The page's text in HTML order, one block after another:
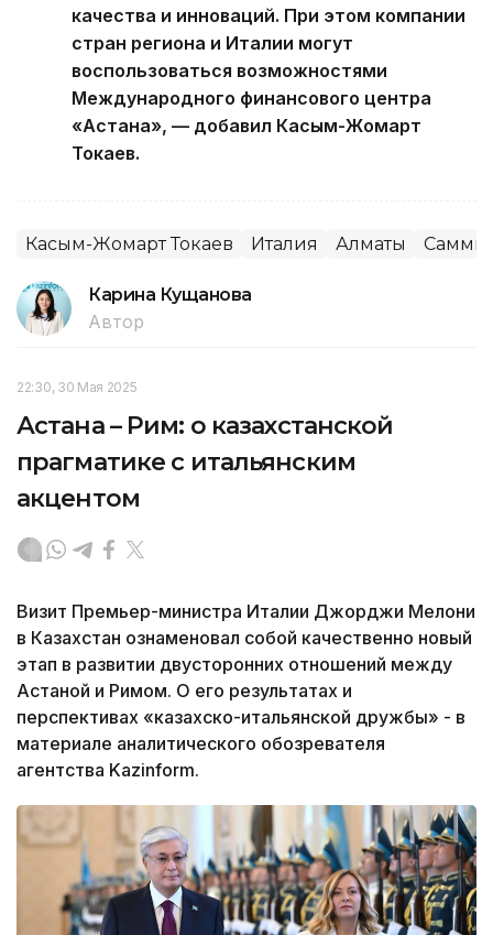
качества и инноваций. При этом компании
стран региона и Италии могут
воспользоваться возможностями
Международного финансового центра
«Астана», — добавил Касым-Жомарт
Токаев.
Касым-Жомарт Токаев Италия Алматы
Карина Кущанова
Автор
22:30, 30 Мая 2025
Астана – Рим: о казахстанской
прагматике с итальянским
акцентом
Визит Премьер-министра Италии Джорджи Мелони
в Казахстан ознаменовал собой качественно новый
этап в развитии двусторонних отношений между
Астаной и Римом. О его результатах и
перспективах «казахско-итальянской дружбы» - в
материале аналитического обозревателя
агентства Kazinform.